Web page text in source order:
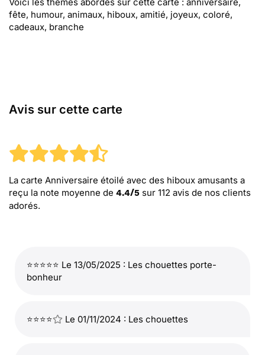
fête, humour, animaux, hiboux, amitié, joyeux, coloré,
cadeaux, branche
Avis sur cette carte
La carte Anniversaire étoilé avec des hiboux amusants a
reçu la note moyenne de 4.4/5 sur 112 avis de nos clients
adorés.
⭐⭐⭐⭐⭐ Le 13/05/2025 : Les chouettes porte-
bonheur
⭐⭐⭐⭐ Le 01/11/2024 : Les chouettes